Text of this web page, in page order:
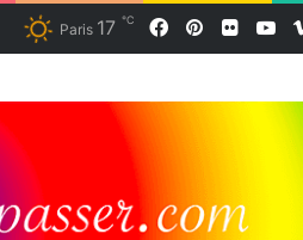
Paris 17 ℃ Facebook
Pinterest
Flickr